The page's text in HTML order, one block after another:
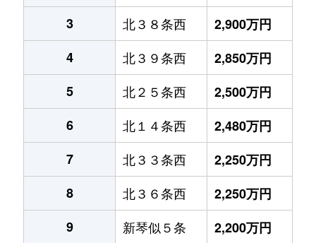
3
北３８条西
2,900万円
4
北３９条西
2,850万円
5
北２５条西
2,500万円
6
北１４条西
2,480万円
7
北３３条西
2,250万円
8
北３６条西
2,250万円
9
新琴似５条
2,200万円